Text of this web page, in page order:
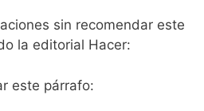
sin recomendar este
la editorial Hacer:
este párrafo: